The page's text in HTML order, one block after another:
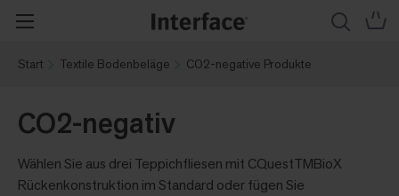
Start Textile Bodenbeläge CO2-negative Produkte
CO2-negativ
Wählen Sie aus drei Teppichfliesen mit CQuestTMBioX
Rückenkonstruktion im Standard oder fügen Sie